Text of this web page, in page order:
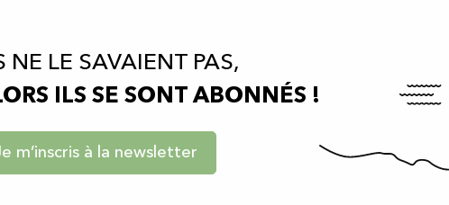
NE LE SAVAIENT PAS,
ILS SE SONT ABONNÉS !
m’inscris à la newsletter